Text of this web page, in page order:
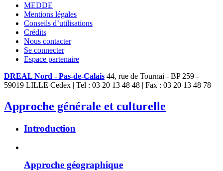
MEDDE
Mentions légales
Conseils d’utilisations
Crédits
Nous contacter
Se connecter
Espace partenaire
DREAL Nord - Pas-de-Calais 44, rue de Tournai - BP 259 -
59019 LILLE Cedex | Tel : 03 20 13 48 48 | Fax : 03 20 13 48 78
Approche générale et culturelle
Introduction
Approche géographique